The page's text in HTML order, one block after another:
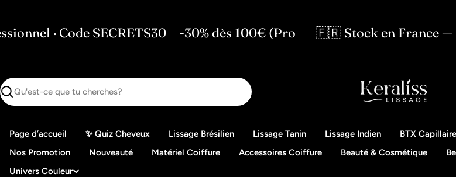
contenuSECRETS30 = -30% dès 100€ (Pro 🇫🇷 Stock en France — Livraison
Recherche
Page d’accueil ✨ Quiz Cheveux Lissage Brésilien Lissage Tanin Lissage Indien BTX Capillaire
Nos Promotion
Nouveauté Matériel Coiffure Accessoires Coiffure Beauté & Cosmétique
Univers Couleur